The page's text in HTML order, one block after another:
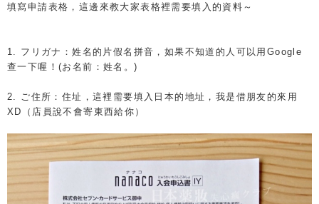
填寫申請表格，這邊來教大家表格裡需要填入的資料～
1. フリガナ：姓名的片假名拼音，如果不知道的人可以用Google
查一下喔！(お名前：姓名。)
2. ご住所：住址，這裡需要填入日本的地址，我是借朋友的來用
XD（店員說不會寄東西給你）